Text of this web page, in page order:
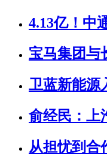
4.13亿！中
宝马集团与
卫蓝新能源
俞经民：上
从担忧到合